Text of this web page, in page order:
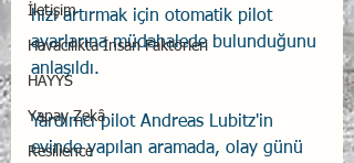
İletişim
Havacılıkta İnsan Faktörleri
HAYYS
Yapay Zekâ
Resilience
hızı artırmak için otomatik pilot
ayarlarına müdahalede bulunduğunu
anlaşıldı.
Yardımcı pilot Andreas Lubitz'in
evinde yapılan aramada, olay günü